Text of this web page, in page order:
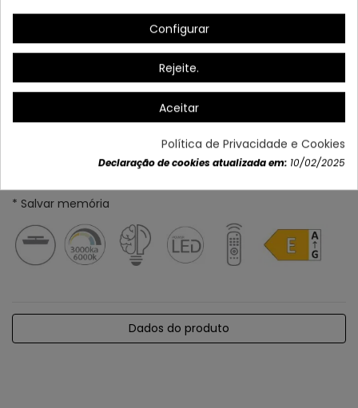
* Salvar memória
Dados do produto
Configurar
Rejeite.
Aceitar
Política de Privacidade e Cookies
Declaração de cookies atualizada em: 10/02/2025